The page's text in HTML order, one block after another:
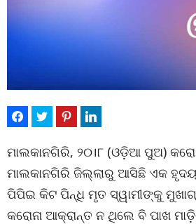
ମାଲକାନଗିରି, ୨୦।୮ (ଓଡ଼ିଆ ପୁଅ)
ମାଲକାନଗିରି ଜିଲ୍ଲାରୁ ଆସିଛି ଏକ
ପିପିଇ କିଟ ପିନ୍ଧି ମୃତ ସ୍ୱାମୀଙ୍କୁ
କରୋନା ଆକ୍ରାନ୍ତ ନ ଥିଲେ ବି ପାଖ